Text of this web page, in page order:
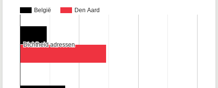
België Den Aard
Dichtheid adressen
Dichtheid adressen